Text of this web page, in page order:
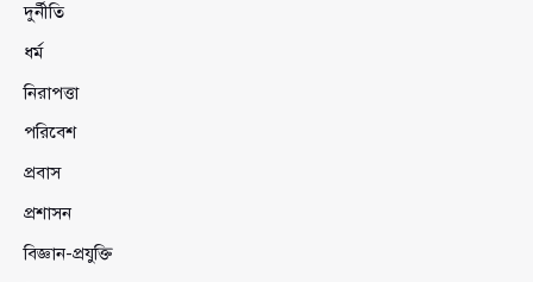
দুর্নীতি
ধর্ম
নিরাপত্তা
পরিবেশ
প্রবাস
প্রশাসন
বিজ্ঞান-প্রযুক্তি